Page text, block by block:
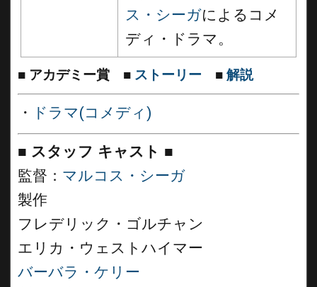
ス・シーガによるコメ
ディ・ドラマ。
■ アカデミー賞 ■ ストーリー ■ 解説
・ ドラマ(コメディ)
■ スタッフ キャスト ■
監督： マルコス・シーガ
製作
フレデリック・ゴルチャン
エリカ・ウェストハイマー
バーバラ・ケリー